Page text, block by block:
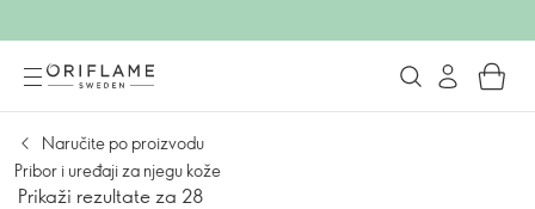
Naručite po proizvodu
Pribor i uređaji za njegu kože
Prikaži rezultate za 28